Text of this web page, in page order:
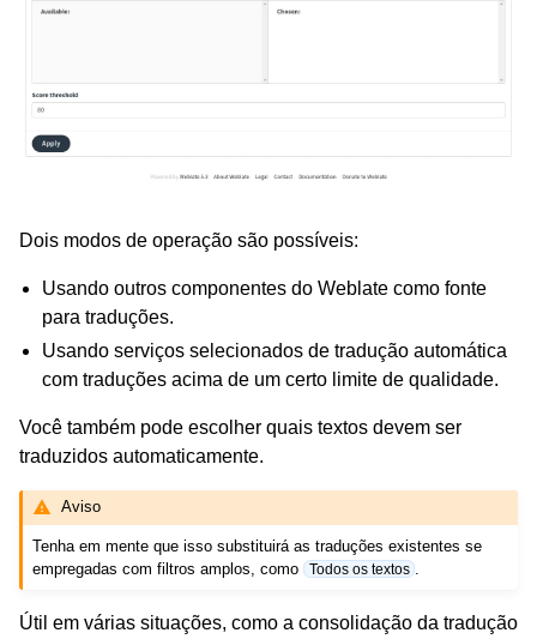
Dois modos de operação são possíveis:
Usando outros componentes do Weblate como fonte
para traduções.
Usando serviços selecionados de tradução automática
com traduções acima de um certo limite de qualidade.
Você também pode escolher quais textos devem ser
traduzidos automaticamente.
Aviso
Tenha em mente que isso substituirá as traduções existentes se
empregadas com filtros amplos, como Todos os textos
Útil em várias situações, como a consolidação da tradução